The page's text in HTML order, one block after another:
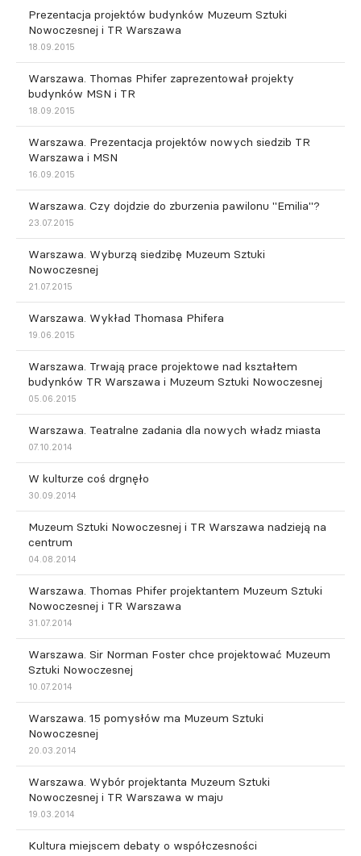
Prezentacja projektów budynków Muzeum Sztuki
Nowoczesnej i TR Warszawa
18.09.2015
Warszawa. Thomas Phifer zaprezentował projekty
budynków MSN i TR
18.09.2015
Warszawa. Prezentacja projektów nowych siedzib TR
Warszawa i MSN
16.09.2015
Warszawa. Czy dojdzie do zburzenia pawilonu "Emilia"?
23.07.2015
Warszawa. Wyburzą siedzibę Muzeum Sztuki
Nowoczesnej
21.07.2015
Warszawa. Wykład Thomasa Phifera
19.06.2015
Warszawa. Trwają prace projektowe nad kształtem
budynków TR Warszawa i Muzeum Sztuki Nowoczesnej
05.06.2015
Warszawa. Teatralne zadania dla nowych władz miasta
07.10.2014
W kulturze coś drgnęło
30.09.2014
Muzeum Sztuki Nowoczesnej i TR Warszawa nadzieją na
centrum
04.08.2014
Warszawa. Thomas Phifer projektantem Muzeum Sztuki
Nowoczesnej i TR Warszawa
31.07.2014
Warszawa. Sir Norman Foster chce projektować Muzeum
Sztuki Nowoczesnej
10.07.2014
Warszawa. 15 pomysłów ma Muzeum Sztuki
Nowoczesnej
20.03.2014
Warszawa. Wybór projektanta Muzeum Sztuki
Nowoczesnej i TR Warszawa w maju
19.03.2014
Kultura miejscem debaty o współczesności